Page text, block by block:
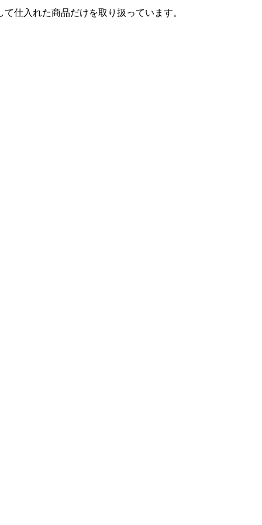
仕入れた商品だけを取り扱っています。